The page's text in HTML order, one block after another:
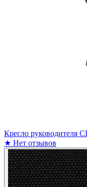
Кресло руководителя
★ Нет отзывов